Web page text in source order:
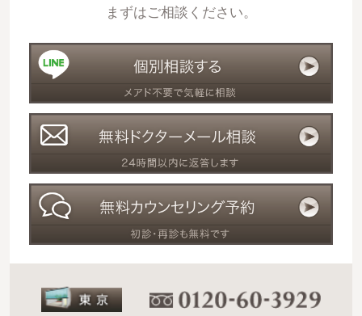
まずはご相談ください。